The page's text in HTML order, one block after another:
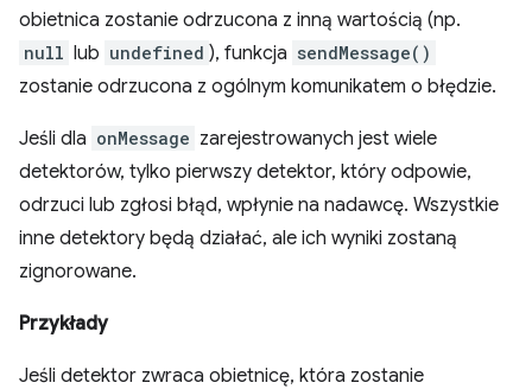
obietnica zostanie odrzucona z inną wartością (np.
null lub undefined ), funkcja sendMessage()
zostanie odrzucona z ogólnym komunikatem o błędzie.
Jeśli dla onMessage zarejestrowanych jest wiele
detektorów, tylko pierwszy detektor, który odpowie,
odrzuci lub zgłosi błąd, wpłynie na nadawcę. Wszystkie
inne detektory będą działać, ale ich wyniki zostaną
zignorowane.
Przykłady
Jeśli detektor zwraca obietnicę, która zostanie